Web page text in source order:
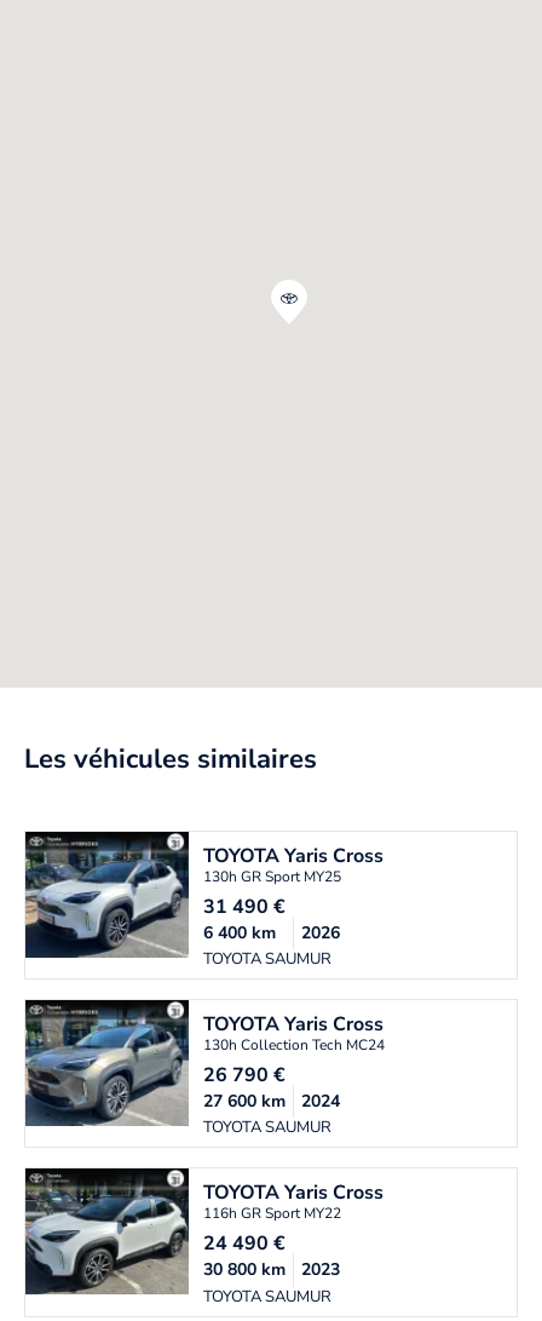
Les véhicules similaires
TOYOTAYaris Cross
130h GR Sport MY25
31 490€
TOYOTA SAUMUR
6 400km 2026
TOYOTAYaris Cross
130h Collection Tech MC24
26 790€
TOYOTA SAUMUR
27 600km 2024
TOYOTAYaris Cross
116h GR Sport MY22
24 490€
TOYOTA SAUMUR
30 800km 2023